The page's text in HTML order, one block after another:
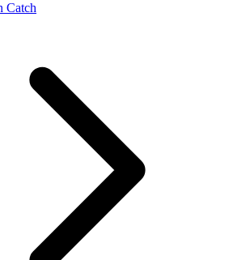
Catch